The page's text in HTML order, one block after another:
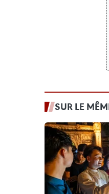
SUR LE